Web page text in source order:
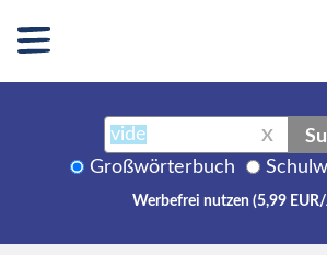
X
Großwörterbuch
Werbefrei nutzen (5,99 EUR/